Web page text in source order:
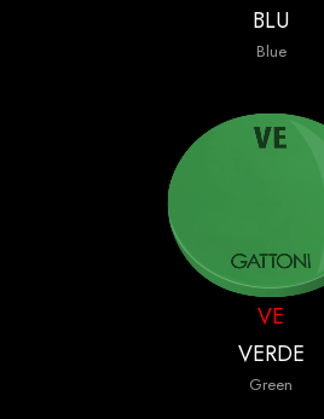
BLU
Blue
VE
VERDE
Green